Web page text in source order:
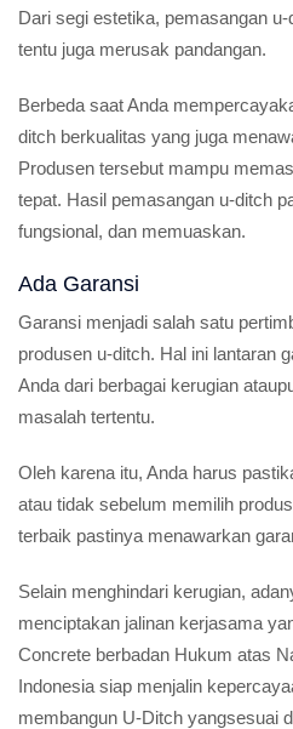
Dari segi estetika, pemasangan
tentu juga merusak pandangan.
Berbeda saat Anda
ditch berkualitas yang juga
Produsen tersebut mampu
tepat. Hasil pemasangan u-ditch
fungsional, dan memuaskan.
Ada Garansi
Garansi menjadi salah satu
produsen u-ditch. Hal ini lantaran
Anda dari berbagai kerugian
masalah tertentu.
Oleh karena itu, Anda harus
atau tidak sebelum memilih
terbaik pastinya menawarkan
Selain menghindari kerugian,
menciptakan jalinan kerjasama
Concrete berbadan Hukum atas
Indonesia siap menjalin
membangun U-Ditch yangsesuai